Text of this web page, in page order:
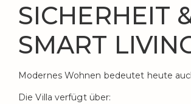
SICHERHEIT
SMART
Modernes Wohnen bedeutet heute
Die Villa verfügt über: